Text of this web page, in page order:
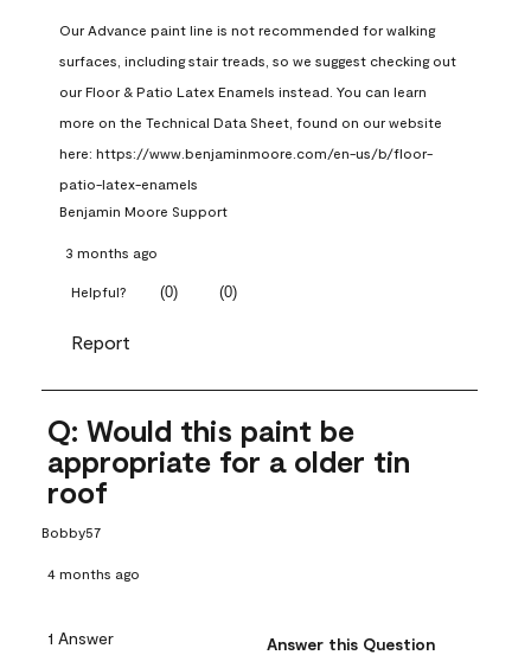
Our Advance paint line is not recommended for walking
surfaces, including stair treads, so we suggest checking out
our Floor & Patio Latex Enamels instead. You can learn
more on the Technical Data Sheet, found on our website
here: https://www.benjaminmoore.com/en-us/b/floor-
patio-latex-enamels
Benjamin Moore Support
3 months ago
Helpful? (0) (0)
Report
Q: Would this paint be
appropriate for a older tin
roof
Bobby57
4 months ago
1 Answer Answer this Question